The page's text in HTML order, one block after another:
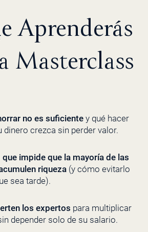
Aprenderás
Masterclass
no es suficientey qué hacer
dinero crezca sin perder valor.
que impide que la mayoría de las
riqueza(y cómo evitarlo
sea tarde).
los expertos para multiplicar
depender solo de su salario.